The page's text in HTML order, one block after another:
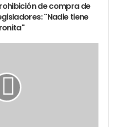
de compra de
"Nadie tiene